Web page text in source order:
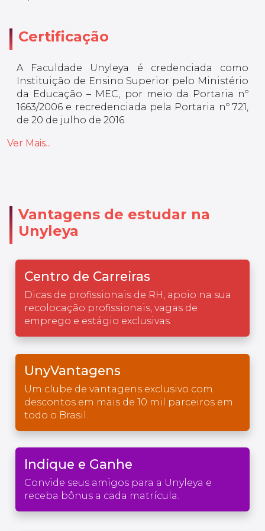
Certificação
A Faculdade Unyleya é credenciada como
Instituição de Ensino Superior pelo Ministério
da Educação – MEC, por meio da Portaria nº
1663/2006 e recredenciada pela Portaria nº 721,
de 20 de julho de 2016.
Ver Mais...
Vantagens de estudar na
Unyleya
Centro de Carreiras
Dicas de profissionais de RH, apoio na sua
recolocação profissionais, vagas de
emprego e estágio exclusivas.
UnyVantagens
Um clube de vantagens exclusivo com
descontos em mais de 10 mil parceiros em
todo o Brasil.
Indique e Ganhe
Convide seus amigos para a Unyleya e
receba bônus a cada matrícula.